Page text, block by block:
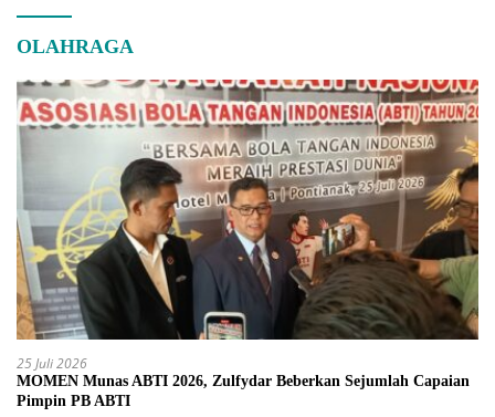
OLAHRAGA
25 Juli 2026
MOMEN Munas ABTI 2026, Zulfydar Beberkan Sejumlah Capaian
Pimpin PB ABTI